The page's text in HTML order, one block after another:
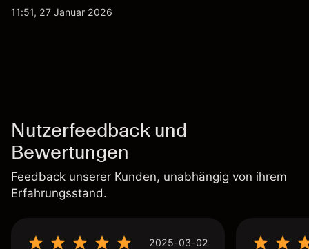
werden von Unternehmensergebnissen,
11:51, 27 Januar 2026
Nutzerfeedback und
Bewertungen
Feedback unserer Kunden, unabhängig von ihrem
Erfahrungsstand.
2025-03-02